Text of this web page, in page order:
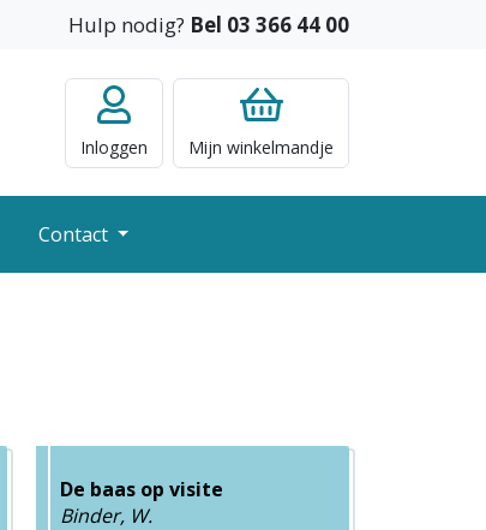
Hulp nodig? Bel 03 366 44 00
Inloggen Mijn winkelmandje
Contact
De baas op visite
Binder, W.